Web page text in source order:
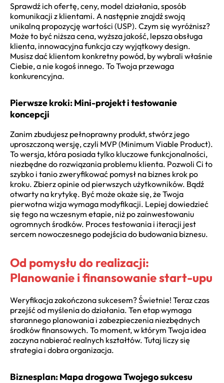
Sprawdź ich ofertę, ceny, model działania, sposób
komunikacji z klientami. A następnie znajdź swoją
unikalną propozycję wartości (USP). Czym się wyróżnisz?
Może to być niższa cena, wyższa jakość, lepsza obsługa
klienta, innowacyjna funkcja czy wyjątkowy design.
Musisz dać klientom konkretny powód, by wybrali właśnie
Ciebie, a nie kogoś innego. To Twoja przewaga
konkurencyjna.
Pierwsze kroki: Mini-projekt i testowanie
koncepcji
Zanim zbudujesz pełnoprawny produkt, stwórz jego
uproszczoną wersję, czyli MVP (Minimum Viable Product).
To wersja, która posiada tylko kluczowe funkcjonalności,
niezbędne do rozwiązania problemu klienta. Pozwoli Ci to
szybko i tanio zweryfikować pomysł na biznes krok po
kroku. Zbierz opinie od pierwszych użytkowników. Bądź
otwarty na krytykę. Być może okaże się, że Twoja
pierwotna wizja wymaga modyfikacji. Lepiej dowiedzieć
się tego na wczesnym etapie, niż po zainwestowaniu
ogromnych środków. Proces testowania i iteracji jest
sercem nowoczesnego podejścia do budowania biznesu.
Od pomysłu do realizacji:
Planowanie i finansowanie start-upu
Weryfikacja zakończona sukcesem? Świetnie! Teraz czas
przejść od myślenia do działania. Ten etap wymaga
starannego planowania i zabezpieczenia niezbędnych
środków finansowych. To moment, w którym Twoja idea
zaczyna nabierać realnych kształtów. Tutaj liczy się
strategia i dobra organizacja.
Biznesplan: Mapa drogowa Twojego sukcesu